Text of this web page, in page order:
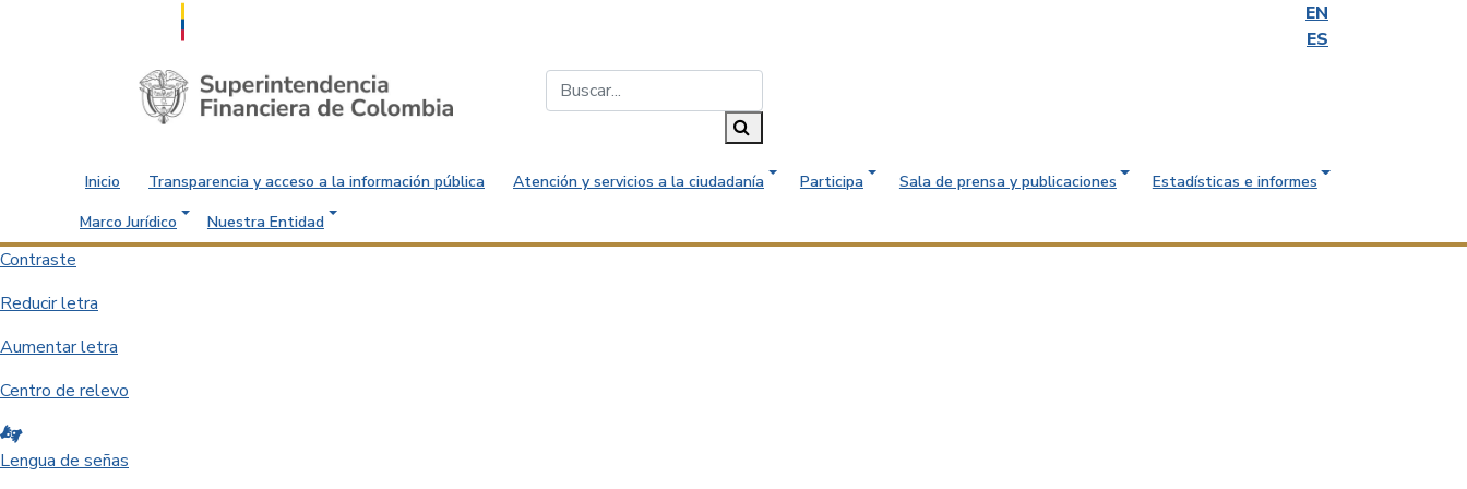
EN
ES
Saltar al contenido principal
Inicio Transparencia y acceso a la información pública Atención y servicios a la ciudadanía Participa Sala de prensa y publicaciones
Estadísticas e informes
Marco Jurídico
Nuestra Entidad
Contraste
Reducir letra
Aumentar letra
Centro de relevo
Lengua de señas